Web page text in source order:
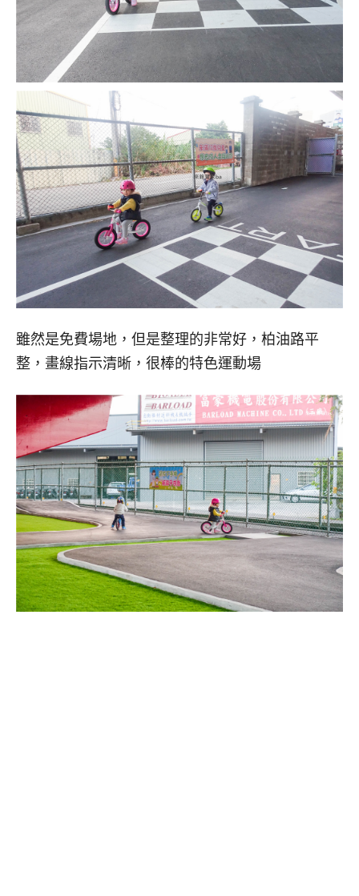
雖然是免費場地，但是整理的非常好，柏油路平
整，畫線指示清晰，很棒的特色運動場